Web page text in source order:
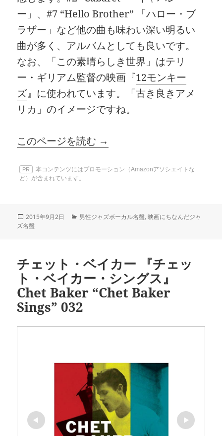
ー」、#7 “Hello Brother” 「ハロー・ブ
ラザー」など他の曲も味わい深い明るい
曲が多く、アルバムとしても良いです。
なお、「この素晴らしき世界」はテリ
ー・ギリアム監督の映画『12モンキー
ズ』に使われています。「古き良きアメ
リカ」のイメージですね。
このページを読む →
PR
本コンテンツにはプロモーション（Amazonアソシエイトな
ど）が含まれています。
投
稿
2015年9月2日
カ
男性ジャズボーカル名盤,映画にちなんだジャ
ズ名盤
チェット・ベイカー 『チェッ
ト・ベイカー・シングス』
Chet Baker “Chet Baker
Sings” 032